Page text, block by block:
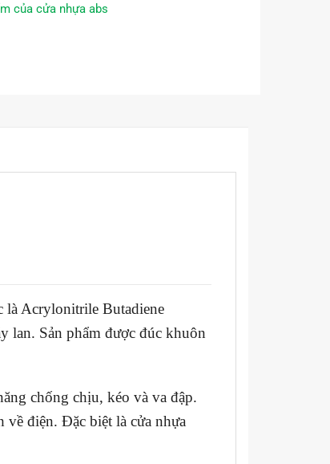
của cửa nhựa abs
là Acrylonitrile Butadiene
lan. Sản phẩm được đúc khuôn
chống chịu, kéo và va đập.
về điện. Đặc biệt là cửa nhựa